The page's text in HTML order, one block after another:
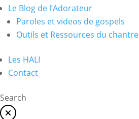
Le Blog de l’Adorateur
Paroles et videos de gospels
Outils et Ressources du chantre
Les HALI
Contact
Search